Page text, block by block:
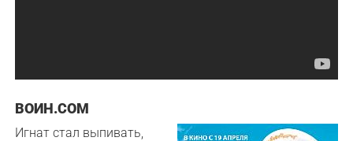
ВОИН.COM
Игнат стал выпивать,